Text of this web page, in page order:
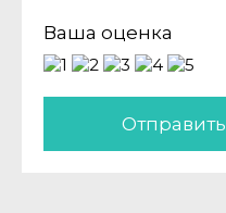
Ваша оценка
Отправить